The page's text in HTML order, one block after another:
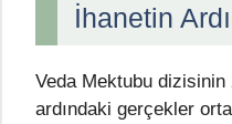
İhanetin
Veda Mektubu
ardındaki gerçekler